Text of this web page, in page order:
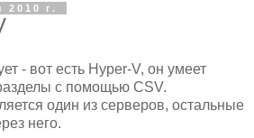
2010 г.
- вот есть Hyper-V, он умеет
с помощью CSV.
один из серверов, остальные
него.